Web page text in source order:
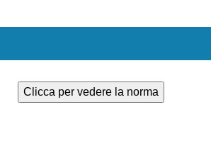
Clicca per vedere la norma